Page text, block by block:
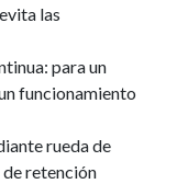
las
para un
funcionamiento
rueda de
retención